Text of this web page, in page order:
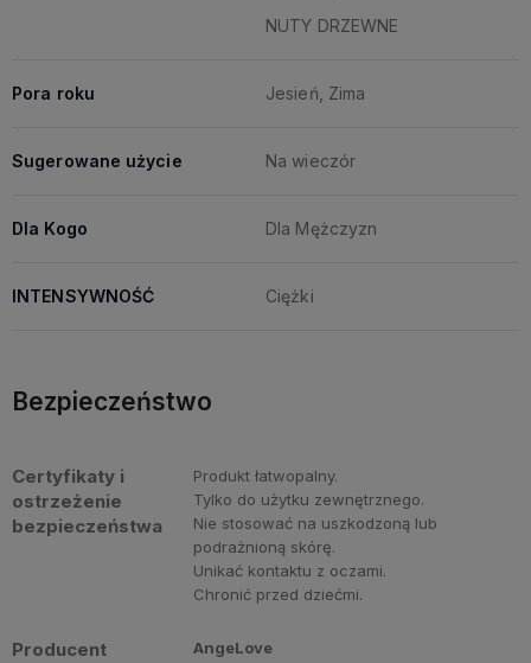
NUTY DRZEWNE
Pora roku Jesień, Zima
Sugerowane użycie Na wieczór
Dla Kogo Dla Mężczyzn
INTENSYWNOŚĆ Ciężki
Bezpieczeństwo
Certyfikaty i
ostrzeżenie
bezpieczeństwa
Produkt łatwopalny.
Tylko do użytku zewnętrznego.
Nie stosować na uszkodzoną lub
podrażnioną skórę.
Unikać kontaktu z oczami.
Chronić przed dziećmi.
Producent
AngeLove